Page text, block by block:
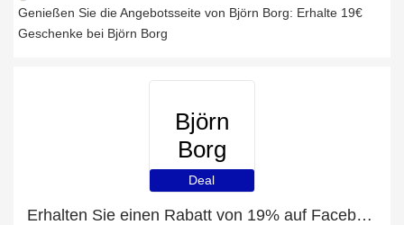
Genießen Sie die Angebotsseite von Björn Borg: Erhalte 19€
Geschenke bei Björn Borg
Björn
Borg
Deal
Erhalten Sie einen Rabatt von 19% auf Facebook-Likes